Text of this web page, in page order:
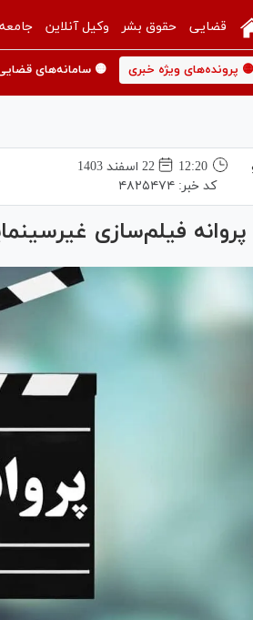
قضایی حقوق بشر وکیل آنلاین جامعه
🟡 پرونده‌های ویژه خبری 🟡 سامانه‌های
12:20
22 اسفند 1403
کد خبر:۴۸۲۵۴۷۴
فیلم‌سازی غیرسینمایی با